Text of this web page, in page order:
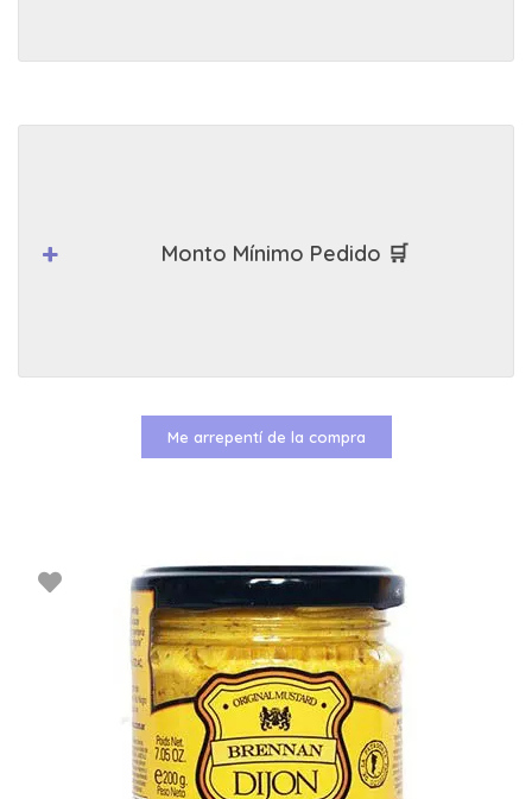
Monto Mínimo Pedido 🛒
Me arrepentí de la compra